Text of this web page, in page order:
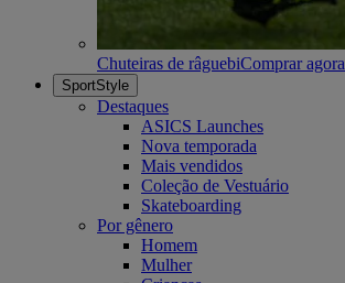
Chuteiras de râguebiComprar agora
SportStyle
Destaques
ASICS Launches
Nova temporada
Mais vendidos
Coleção de Vestuário
Skateboarding
Por gênero
Homem
Mulher